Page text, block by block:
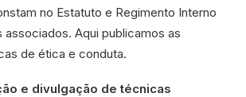
no Estatuto e Regimento Interno
associados. Aqui publicamos as
de ética e conduta.
e divulgação de técnicas